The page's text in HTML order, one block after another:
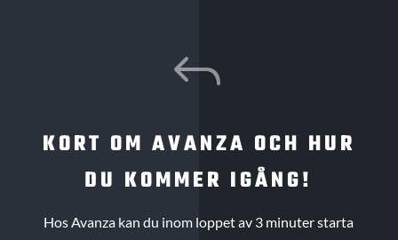
J
KORT OM AVANZA OCH HUR
DU KOMMER IGÅNG!
Hos Avanza kan du inom loppet av 3 minuter starta